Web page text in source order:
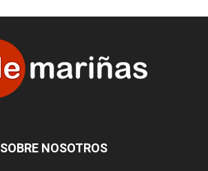
SOBRE NOSOTROS